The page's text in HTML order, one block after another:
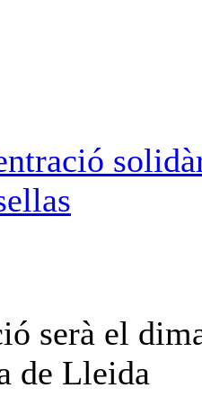
serà el
de Lleida